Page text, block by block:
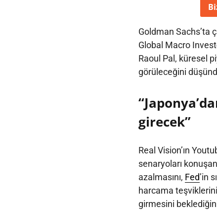
Goldman Sachs’ta
Global Macro
Raoul Pal, küresel
görüleceğini
girecek”
Real Vision’ın
senaryoları
azalmasını, Fed’in
harcama
girmesini